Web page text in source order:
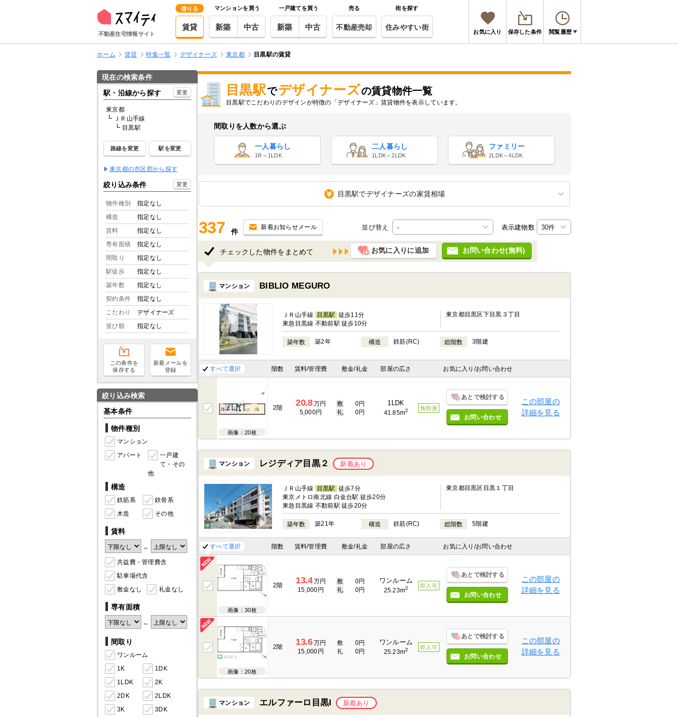
不動産住宅情報サイト
借りる
賃貸
マンションを買う
新築 中古
一戸建てを買う
新築 中古
売る
不動産売却
街を探す
住みやすい街
お気に入り 保存した条件 閲覧履歴
ホーム 賃貸 特集一覧 デザイナーズ 東京都 目黒駅の賃貸
現在の検索条件
駅・沿線から探す
変更
東京都
ＪＲ山手線
目黒駅
路線を変更 駅を変更
東京都の市区郡から探す
絞り込み条件 変更
物件種別
指定なし
構造
指定なし
賃料
指定なし
専有面積
指定なし
間取り
指定なし
駅徒歩
指定なし
築年数
指定なし
契約条件
指定なし
こだわり
デザイナーズ
並び順
指定なし
この条件を
保存する
新着メールを
登録
絞り込み検索
基本条件
物件種別
マンション
アパート
一戸建
て・その
他
構造
鉄筋系
鉄骨系
木造
その他
賃料
～
共益費・管理費含
駐車場代含
敷金なし
礼金なし
専有面積
～
間取り
ワンルーム
1K
1DK
1LDK
2K
2DK
2LDK
3K
3DK
目黒駅でデザイナーズの賃貸物件一覧
目黒駅でこだわりのデザインが特徴の「デザイナーズ」賃貸物件を表示しています。
間取りを人数から選ぶ
一人暮らし
1R～1LDK
二人暮らし
1LDK～2LDK
ファミリー
2LDK～4LDK
目黒駅でデザイナーズの家賃相場
337 件
新着お知らせメール 表示建物数
並び替え
チェックした物件を お気に入りに追加 お問い合わせ(無料)
マンション BIBLIO MEGURO
ＪＲ山手線 目黒駅 徒歩11分
東急目黒線 不動前駅 徒歩10分
東京都目黒区下目黒３丁目
築年数 築2年 構造 鉄筋(RC) 総階数 3階建
すべて選択 階数 賃料/管理費 敷金/礼金 部屋の広さ お気に入り /お問い合わせ
画像：20枚
2階 20.8万円
5,000円
敷
0円
礼
0円
1LDK
41.85m2 角部屋
あとで検討する
お問い合わせ
この部屋の
詳細を見る
マンション レジディア目黒２ 新着あり
ＪＲ山手線 目黒駅 徒歩7分
東京メトロ南北線 白金台駅 徒歩20分
東急目黒線 不動前駅 徒歩20分
東京都目黒区目黒１丁目
築年数 築21年 構造 鉄筋(RC) 総階数 5階建
すべて選択 階数 賃料/管理費 敷金/礼金 部屋の広さ お気に入り /お問い合わせ
画像：30枚
2階 13.4万円
15,000円
敷
0円
礼
0円
ワンルーム
25.23m2 即入可
あとで検討する
お問い合わせ
この部屋の
詳細を見る
画像：20枚
2階 13.6万円
15,000円
敷
0円
礼
0円
ワンルーム
25.23m2 即入可
あとで検討する
お問い合わせ
この部屋の
詳細を見る
マンション エルファーロ目黒I 新着あり